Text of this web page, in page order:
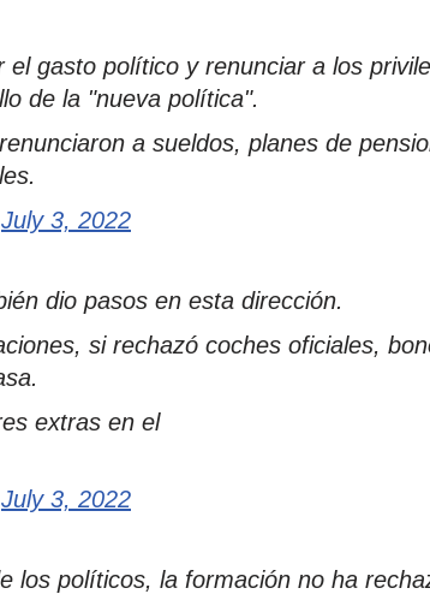
gasto político y renunciar a los
de la "nueva política".
a sueldos, planes de
July 3, 2022
dio pasos en esta dirección.
si rechazó coches oficiales,
extras en el
July 3, 2022
los políticos, la formación no ha